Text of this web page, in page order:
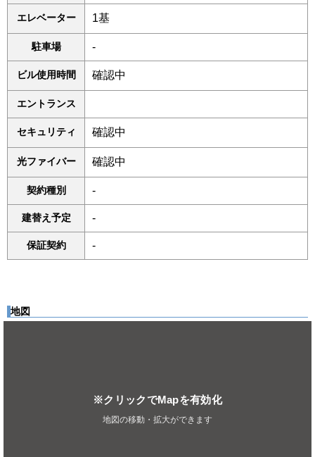
エレベーター 1基
駐車場 -
ビル使用時間 確認中
エントランス
セキュリティ 確認中
光ファイバー 確認中
契約種別 -
建替え予定 -
保証契約 -
地図
※クリックでMapを有効化
地図の移動・拡大ができます